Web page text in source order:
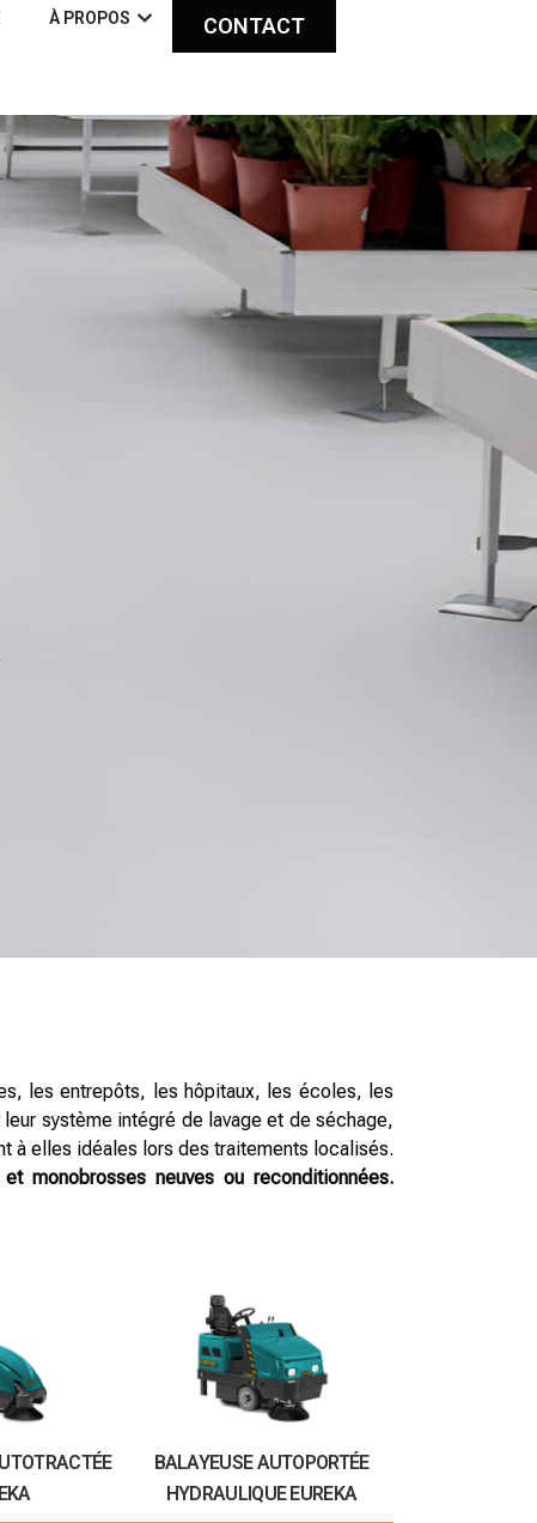
À PROPOS CONTACT
les entrepôts, les hôpitaux, les écoles, les
système intégré de lavage et de séchage,
à elles idéales lors des traitements localisés.
monobrosses neuves ou reconditionnées.
BALAYEUSE AUTOPORTÉE
HYDRAULIQUE EUREKA